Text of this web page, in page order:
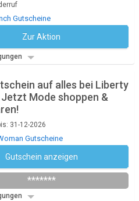
Gutscheine
Zur Aktion
auf alles bei Liberty
Mode shoppen &
31-12-2026
Gutscheine
Gutschein anzeigen
*******